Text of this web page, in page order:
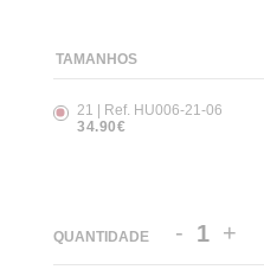
TAMANHOS
21 | Ref. HU006-21-06
34.90€
QUANTIDADE - +